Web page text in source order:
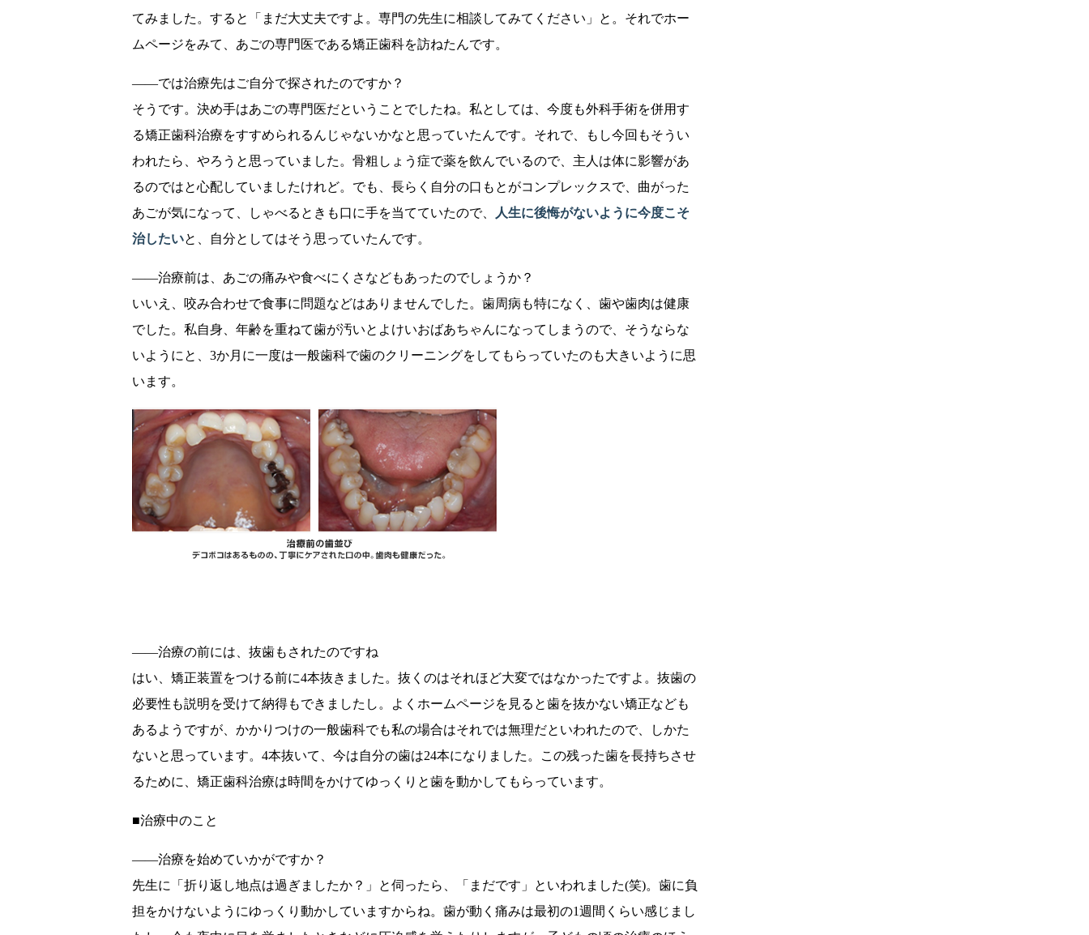
てみました。すると「まだ大丈夫ですよ。専門の先生に相談してみてください」と。それでホー
ムページをみて、あごの専門医である矯正歯科を訪ねたんです。
――では治療先はご自分で探されたのですか？
そうです。決め手はあごの専門医だということでしたね。私としては、今度も外科手術を併用す
る矯正歯科治療をすすめられるんじゃないかなと思っていたんです。それで、もし今回もそうい
われたら、やろうと思っていました。骨粗しょう症で薬を飲んでいるので、主人は体に影響があ
るのではと心配していましたけれど。でも、長らく自分の口もとがコンプレックスで、曲がった
あごが気になって、しゃべるときも口に手を当てていたので、
人生に後悔がないように今度こそ
治したいと、自分としてはそう思っていたんです。
――治療前は、あごの痛みや食べにくさなどもあったのでしょうか？
いいえ、咬み合わせで食事に問題などはありませんでした。歯周病も特になく、歯や歯肉は健康
でした。私自身、年齢を重ねて歯が汚いとよけいおばあちゃんになってしまうので、そうならな
いようにと、3か月に一度は一般歯科で歯のクリーニングをしてもらっていたのも大きいように思
います。
――治療の前には、抜歯もされたのですね
はい、矯正装置をつける前に4本抜きました。抜くのはそれほど大変ではなかったですよ。抜歯の
必要性も説明を受けて納得もできましたし。よくホームページを見ると歯を抜かない矯正なども
あるようですが、かかりつけの一般歯科でも私の場合はそれでは無理だといわれたので、しかた
ないと思っています。4本抜いて、今は自分の歯は24本になりました。この残った歯を長持ちさせ
るために、矯正歯科治療は時間をかけてゆっくりと歯を動かしてもらっています。
■治療中のこと
――治療を始めていかがですか？
先生に「折り返し地点は過ぎましたか？」と伺ったら、「まだです」といわれました(笑)。歯に負
担をかけないようにゆっくり動かしていますからね。歯が動く痛みは最初の1週間くらい感じまし